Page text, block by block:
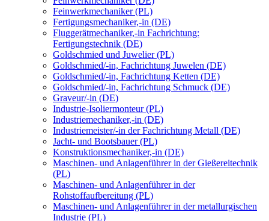
Feinwerkmechaniker (PL)
Fertigungsmechaniker,-in (DE)
Fluggerätmechaniker,-in Fachrichtung:
Fertigungstechnik (DE)
Goldschmied und Juwelier (PL)
Goldschmied/-in, Fachrichtung Juwelen (DE)
Goldschmied/-in, Fachrichtung Ketten (DE)
Goldschmied/-in, Fachrichtung Schmuck (DE)
Graveur/-in (DE)
Industrie-Isoliermonteur (PL)
Industriemechaniker,-in (DE)
Industriemeister/-in der Fachrichtung Metall (DE)
Jacht- und Bootsbauer (PL)
Konstruktionsmechaniker,-in (DE)
Maschinen- und Anlagenführer in der Gießereitechnik
(PL)
Maschinen- und Anlagenführer in der
Rohstoffaufbereitung (PL)
Maschinen- und Anlagenführer in der metallurgischen
Industrie (PL)